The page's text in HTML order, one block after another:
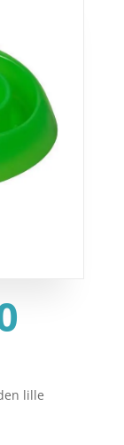
er:
kr.
lille